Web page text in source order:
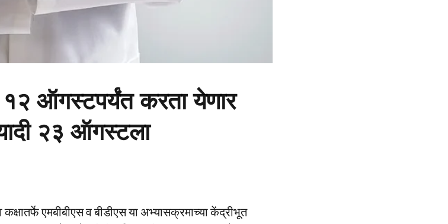
ऑगस्टपर्यंत करता येणार
२३ ऑगस्टला
कक्षातर्फे एमबीबीएस व बीडीएस या अभ्यासक्रमाच्या केंद्रीभूत